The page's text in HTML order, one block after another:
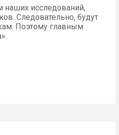
наших исследований,
Следовательно, будут
Поэтому главным